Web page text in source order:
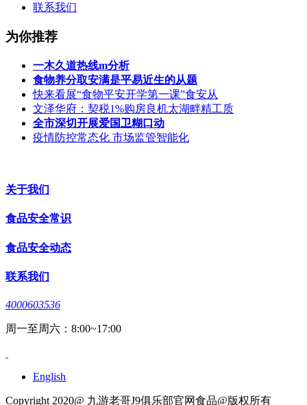
联系我们
为你推荐
一木久道热线m分析
食物养分取安满是平易近生的从题
快来看展“食物平安开学第一课”食安从
文泽华府：契税1%购房良机太湖畔精工质
全市深切开展爱国卫糊口动
疫情防控常态化 市场监管智能化
关于我们
食品安全常识
食品安全动态
联系我们
4000603536
周一至周六：8:00~17:00
English
Copyright 2020@ 九游老哥J9俱乐部官网食品@版权所有